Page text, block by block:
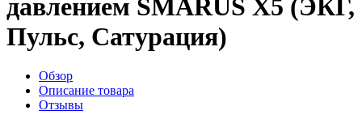
давлением SMARUS X5 (ЭКГ,
Пульс, Сатурация)
Обзор
Описание товара
Отзывы